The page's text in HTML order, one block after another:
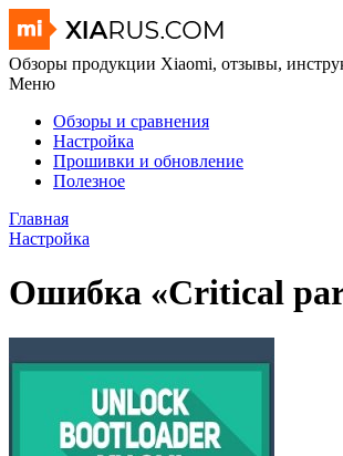
Обзоры продукции Xiaomi, отзывы,
Меню
Обзоры и сравнения
Настройка
Прошивки и обновление
Полезное
Главная
Настройка
Ошибка «Сritical